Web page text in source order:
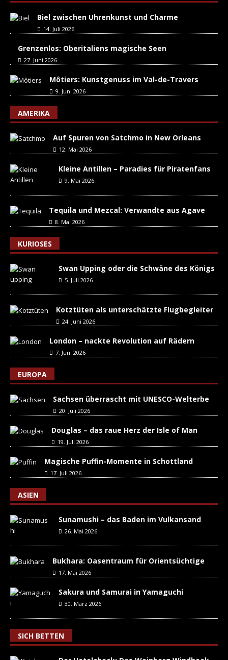
Biel zwischen Uhrenkunst und Charme
14. Juli 2026
Grenzenlos: Oberitaliens magische Seen
27. Juni 2026
Môtiers: Kunstgenuss im Val-de-Travers
9. Juni 2026
AMERIKA
Auf Spuren von Satchmo in New Orleans
12. Mai 2026
Kleine Antillen – Paradies für Piratenfans
9. Mai 2026
Tequila und Mezcal: Verwandte aus Agave
8. Mai 2026
KURIOSES
Swan Upping oder die Schwäne des Königs
5. Juli 2026
Kotztüten als unterschätzte Flugbegleiter
24. Juni 2026
London – nackte Revolution auf Rädern
7. Juni 2026
EUROPA
Sachsen überrascht mit UNESCO-Welterbe
20. Juli 2026
Douglas – das raue Herz der Isle of Man
19. Juli 2026
Magische Puffin-Momente in Schottland
17. Juli 2026
ASIEN
Sunamushi – das Baden im Vulkansand
26. Mai 2026
Bukhara: Oasentraum für Orientsüchtige
17. Mai 2026
Sakura und Samurai in Yamaguchi
30. März 2026
SICH BETTEN